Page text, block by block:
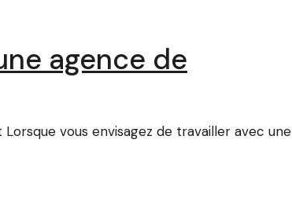
agence de
vous envisagez de travailler avec une